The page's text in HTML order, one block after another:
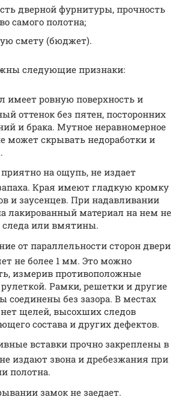
дверной фурнитуры, прочность
самого полотна;
смету (бюджет).
следующие признаки:
имеет ровную поверхность и
оттенок без пятен, посторонних
и брака. Мутное неравномерное
может скрывать недоработки и
на ощупь, не издает
Края имеют гладкую кромку
и заусенцев. При надавливании
лакированный материал на нем не
следа или вмятины.
от параллельности сторон двери
не более 1 мм. Это можно
измерив противоположные
Рамки, решетки и другие
соединены без зазора. В местах
щелей, высохших следов
состава и других дефектов.
вставки прочно закреплены в
не издают звона и дребезжания при
полотна.
замок не заедает.